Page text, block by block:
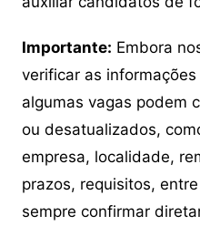
Importante: Embora
verificar as
algumas vagas podem
ou desatualizados,
empresa, localidade,
prazos, requisitos,
sempre confirmar